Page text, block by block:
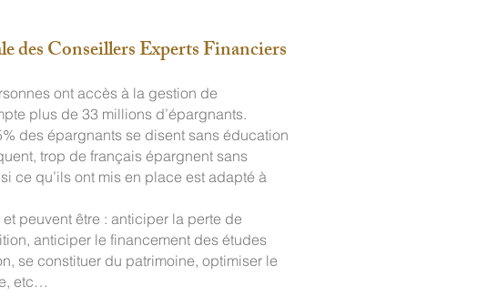
des Conseillers Experts Financiers
ont accès à la gestion de
plus de 33 millions d’épargnants.
des épargnants se disent sans éducation
trop de français épargnent sans
ce qu’ils ont mis en place est adapté à
peuvent être : anticiper la perte de
anticiper le financement des études
se constituer du patrimoine, optimiser le
etc…